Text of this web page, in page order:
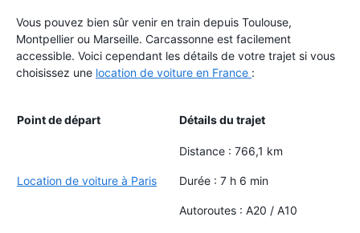
Vous pouvez bien sûr venir en train depuis Toulouse,
Montpellier ou Marseille. Carcassonne est facilement
accessible. Voici cependant les détails de votre trajet si vous
choisissez une location de voiture en France :
Point de départ Détails du trajet
Location de voiture à Paris
Distance : 766,1 km
Durée : 7 h 6 min
Autoroutes : A20 / A10